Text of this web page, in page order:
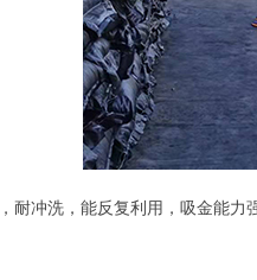
耐冲洗，能反复利用，吸金能力